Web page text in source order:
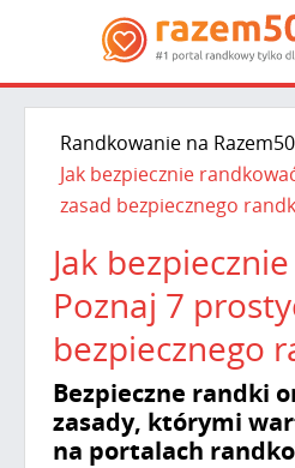
Randkowanie na
Jak bezpiecznie
zasad bezpiecznego
Jak
Poznaj 7
bezpiecznego
Bezpieczne randki
zasady, którymi
na portalach